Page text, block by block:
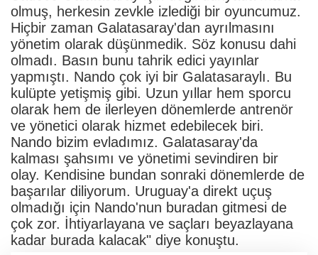
olmuş, herkesin zevkle izlediği bir oyuncumuz.
Hiçbir zaman Galatasaray'dan ayrılmasını
yönetim olarak düşünmedik. Söz konusu dahi
olmadı. Basın bunu tahrik edici yayınlar
yapmıştı. Nando çok iyi bir Galatasaraylı. Bu
kulüpte yetişmiş gibi. Uzun yıllar hem sporcu
olarak hem de ilerleyen dönemlerde antrenör
ve yönetici olarak hizmet edebilecek biri.
Nando bizim evladımız. Galatasaray'da
kalması şahsımı ve yönetimi sevindiren bir
olay. Kendisine bundan sonraki dönemlerde de
başarılar diliyorum. Uruguay'a direkt uçuş
olmadığı için Nando'nun buradan gitmesi de
çok zor. İhtiyarlayana ve saçları beyazlayana
kadar burada kalacak" diye konuştu.